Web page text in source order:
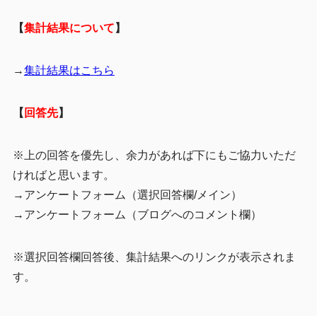
【集計結果について 】
→集計結果はこちら
【 回答先】
※上の回答を優先し、余力があれば下にもご協力いただ
ければと思います。
→アンケートフォーム（選択回答欄/メイン）
→アンケートフォーム（ブログへのコメント欄）
※選択回答欄回答後、集計結果へのリンクが表示されま
す。